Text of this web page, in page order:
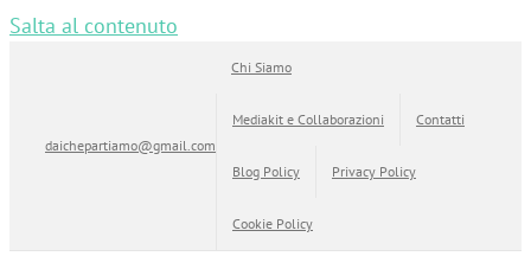
Salta al contenuto
daichepartiamo@gmail.com
Chi Siamo
Mediakit e Collaborazioni Contatti
Blog Policy Privacy Policy
Cookie Policy